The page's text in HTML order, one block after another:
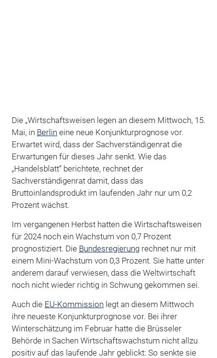
Die „Wirtschaftsweisen legen an diesem Mittwoch, 15.
Mai, in Berlin eine neue Konjunkturprognose vor.
Erwartet wird, dass der Sachverständigenrat die
Erwartungen für dieses Jahr senkt. Wie das
„Handelsblatt“ berichtete, rechnet der
Sachverständigenrat damit, dass das
Bruttoinlandsprodukt im laufenden Jahr nur um 0,2
Prozent wächst.
Im vergangenen Herbst hatten die Wirtschaftsweisen
für 2024 noch ein Wachstum von 0,7 Prozent
prognostiziert. Die Bundesregierungrechnet nur mit
einem Mini-Wachstum von 0,3 Prozent. Sie hatte unter
anderem darauf verwiesen, dass die Weltwirtschaft
noch nicht wieder richtig in Schwung gekommen sei.
Auch die EU-Kommission legt an diesem Mittwoch
ihre neueste Konjunkturprognose vor. Bei ihrer
Winterschätzung im Februar hatte die Brüsseler
Behörde in Sachen Wirtschaftswachstum nicht allzu
positiv auf das laufende Jahr geblickt: So senkte sie